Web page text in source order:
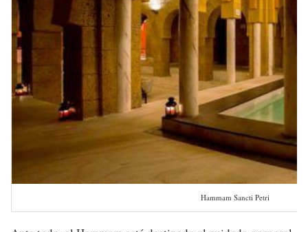
Hammam Sancti Petri